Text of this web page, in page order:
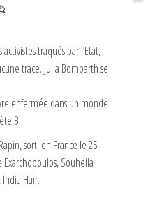
traqués par l’Etat,
trace. Julia Bombarth se
enfermée dans un monde
B.
sorti en France le 25
Souheila
Haïr.